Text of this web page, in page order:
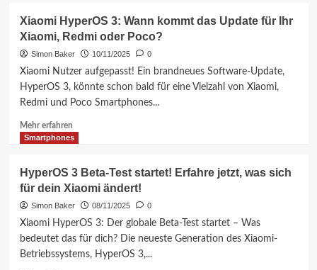
oder
Poco?
3
mit
Android
Revolutionäre
Updates
für
Note
14
Pro+
5G
und
X7
sind
da!
Xiaomi HyperOS 3: Wann kommt das Update für Ihr
Xiaomi, Redmi oder Poco?
Simon Baker 10/11/2025 0
Xiaomi Nutzer aufgepasst! Ein brandneues Software-Update,
HyperOS 3, könnte schon bald für eine Vielzahl von Xiaomi,
Redmi und Poco Smartphones...
Mehr erfahrenMehr
Informationen
HyperOS
3:
Wann
kommt
Update
für
Smartphones
HyperOS 3 Beta-Test startet! Erfahre jetzt, was sich
für dein Xiaomi ändert!
Simon Baker 08/11/2025 0
Xiaomi HyperOS 3: Der globale Beta-Test startet – Was
bedeutet das für dich? Die neueste Generation des Xiaomi-
Betriebssystems, HyperOS 3,...